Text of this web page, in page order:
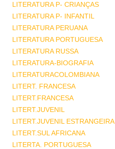
LITERATURA P- CRIANÇAS
LITERATURA P- INFANTIL
LITERATURA PERUANA
LITERATURA PORTUGUESA
LITERATURA RUSSA
LITERATURA-BIOGRAFIA
LITERATURACOLOMBIANA
LITERT. FRANCESA
LITERT.FRANCESA
LITERT.JUVENIL
LITERT.JUVENIL ESTRANGEIRA
LITERT.SUL AFRICANA
LITERTA. PORTUGUESA